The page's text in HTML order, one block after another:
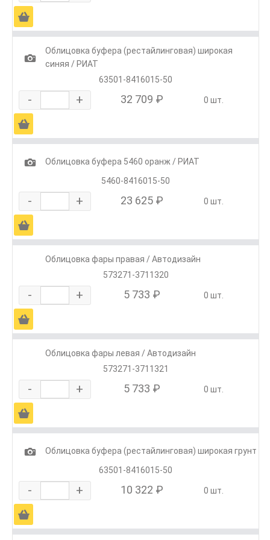
Ä
1
Облицовка буфера (рестайлинговая) широкая
синяя / РИАТ
63501-8416015-50
- + 32 709 ₽ 0 шт.
Ä
1
Облицовка буфера 5460 оранж / РИАТ
5460-8416015-50
- + 23 625 ₽ 0 шт.
Ä
Облицовка фары правая / Автодизайн
573271-3711320
- + 5 733 ₽ 0 шт.
Ä
Облицовка фары левая / Автодизайн
573271-3711321
- + 5 733 ₽ 0 шт.
Ä
1
Облицовка буфера (рестайлинговая) широкая грунт
63501-8416015-50
- + 10 322 ₽ 0 шт.
Ä